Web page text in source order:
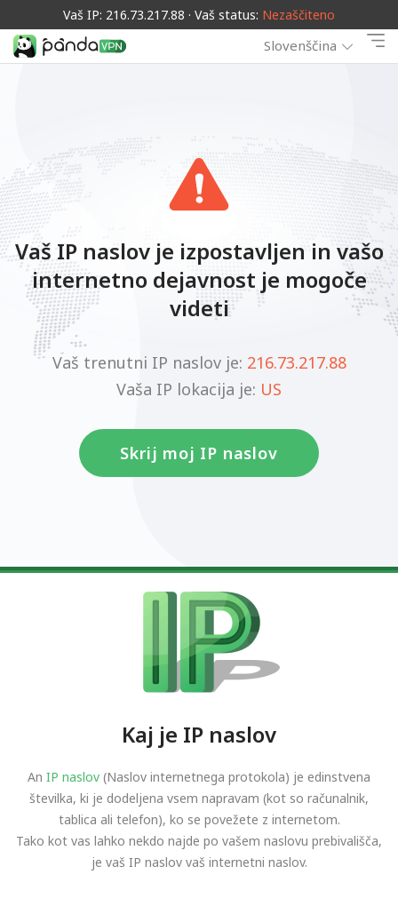
Vaš IP: 216.73.217.88 · Vaš status: Nezaščiteno
Slovenščina
Vaš IP naslov je izpostavljen in vašo
internetno dejavnost je mogoče
videti
Vaš trenutni IP naslov je: 216.73.217.88
Vaša IP lokacija je: US
Skrij moj IP naslov
Kaj je IP naslov
An IP naslov (Naslov internetnega protokola) je edinstvena
številka, ki je dodeljena vsem napravam (kot so računalnik,
tablica ali telefon), ko se povežete z internetom.
Tako kot vas lahko nekdo najde po vašem naslovu prebivališča,
je vaš IP naslov vaš internetni naslov.